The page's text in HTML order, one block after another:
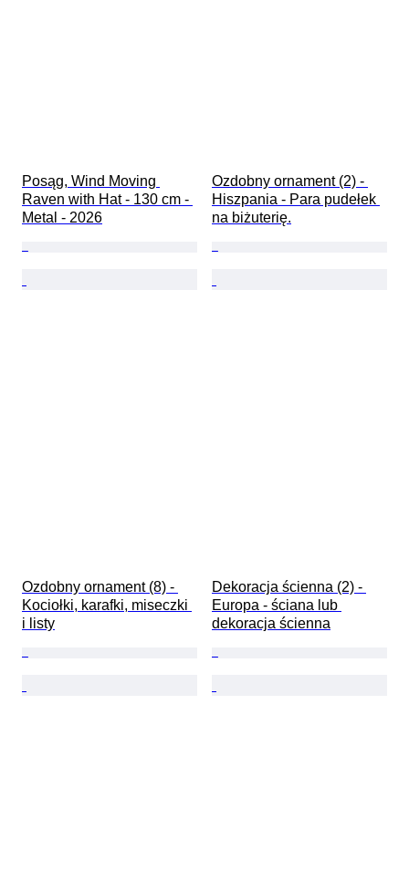
Posąg, Wind Moving
Raven with Hat - 130 cm -
Metal - 2026
Ozdobny ornament (2) -
Hiszpania - Para pudełek
na biżuterię.
Ozdobny ornament (8) -
Kociołki, karafki, miseczki
i listy
Dekoracja ścienna (2) -
Europa - ściana lub
dekoracja ścienna